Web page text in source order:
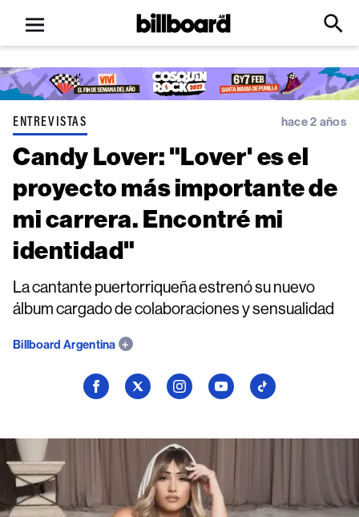
Open
menu
Billboard
Click
Input
ENTREVISTAS hace 2 años
Candy Lover: "Lover' es el
proyecto más importante de
mi carrera. Encontré mi
identidad"
La cantante puertorriqueña estrenó su nuevo
álbum cargado de colaboraciones y sensualidad
Billboard Argentina
Seguí
en
Facebook
Seguí
en
Seguí
en
Instagram
Seguí
en
Seguí
en